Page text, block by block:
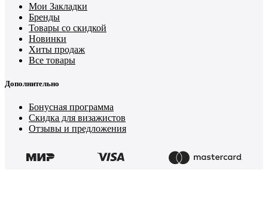
Мои Закладки
Бренды
Товары со скидкой
Новинки
Хиты продаж
Все товары
Дополнительно
Бонусная программа
Скидка для визажистов
Отзывы и предложения